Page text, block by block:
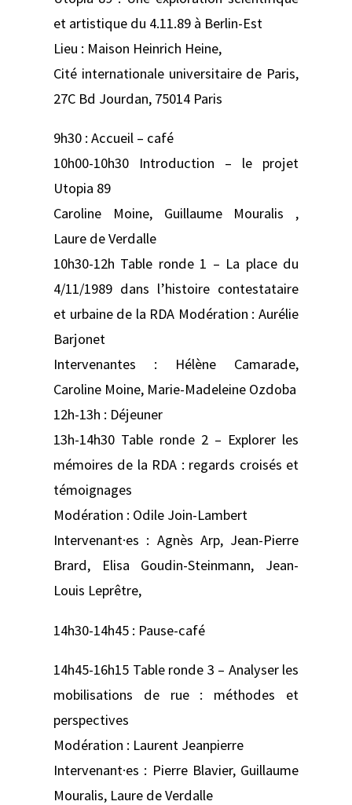
et artistique du 4.11.89 à Berlin-Est
Lieu : Maison Heinrich Heine,
Cité internationale universitaire de Paris,
27C Bd Jourdan, 75014 Paris
9h30 : Accueil – café
10h00-10h30 Introduction – le projet
Utopia 89
Caroline Moine, Guillaume Mouralis ,
Laure de Verdalle
10h30-12h Table ronde 1 – La place du
4/11/1989 dans l’histoire contestataire
et urbaine de la RDA Modération : Aurélie
Barjonet
Intervenantes : Hélène Camarade,
Caroline Moine, Marie-Madeleine Ozdoba
12h-13h : Déjeuner
13h-14h30 Table ronde 2 – Explorer les
mémoires de la RDA : regards croisés et
témoignages
Modération : Odile Join-Lambert
Intervenant·es : Agnès Arp, Jean-Pierre
Brard, Elisa Goudin-Steinmann, Jean-
Louis Leprêtre,
14h30-14h45 : Pause-café
14h45-16h15 Table ronde 3 – Analyser les
mobilisations de rue : méthodes et
perspectives
Modération : Laurent Jeanpierre
Intervenant·es : Pierre Blavier, Guillaume
Mouralis, Laure de Verdalle